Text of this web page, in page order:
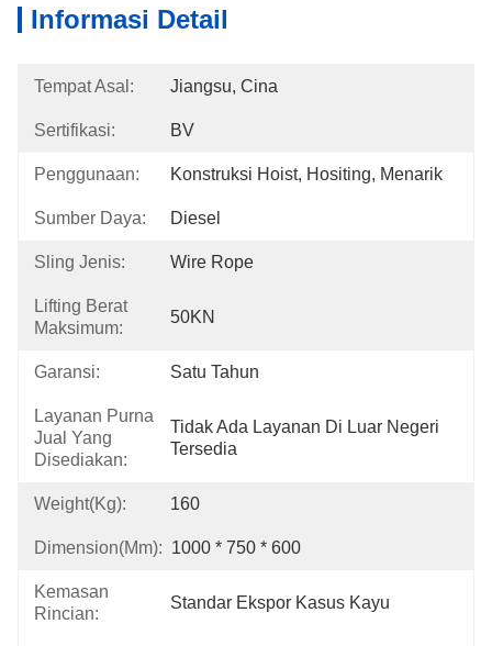
Informasi Detail
Tempat Asal: Jiangsu, Cina
Sertifikasi: BV
Penggunaan: Konstruksi Hoist, Hositing, Menarik
Sumber Daya: Diesel
Sling Jenis: Wire Rope
Lifting Berat
Maksimum:
50KN
Garansi: Satu Tahun
Layanan Purna
Jual Yang
Disediakan:
Tidak Ada Layanan Di Luar Negeri
Tersedia
Weight(kg): 160
Dimension(mm): 1000 * 750 * 600
Kemasan
Rincian:
Standar Ekspor Kasus Kayu